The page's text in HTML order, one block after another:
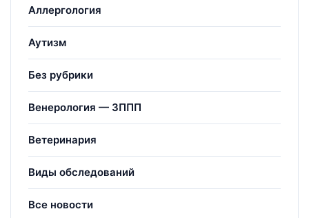
Аллергология
Аутизм
Без рубрики
Венерология — ЗППП
Ветеринария
Виды обследований
Все новости